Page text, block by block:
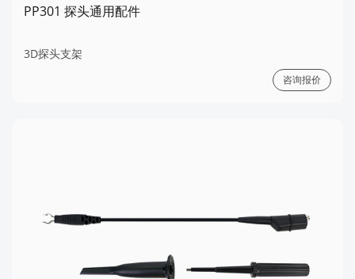
PP301 探头通用配件
3D探头支架
咨询报价